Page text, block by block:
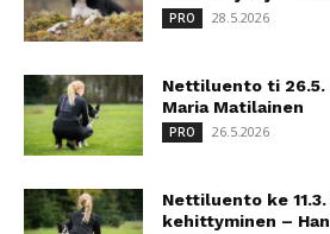
PRO 28.5.2026
Nettiluento ti 26.5.
Maria Matilainen
PRO 26.5.2026
Nettiluento ke 11.3.
kehittyminen –